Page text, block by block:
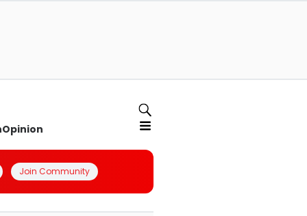
Opinion
Join Community